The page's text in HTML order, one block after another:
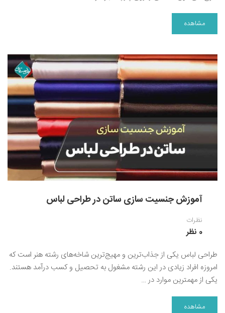
مشاهده
آموزش جنسیت سازی ساتن در طراحی لباس
نظرات
0 نظر
طراحی لباس یکی از جذاب‌ترین و مهیج‌ترین شاخه‌های رشته هنر است که
امروزه افراد زیادی در این رشته مشغول به تحصیل و کسب درآمد هستند.
یکی از مهمترین موارد در …
مشاهده